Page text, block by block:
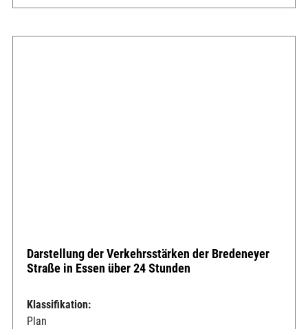
Darstellung der Verkehrsstärken der Bredeneyer
Straße in Essen über 24 Stunden
Klassifikation:
Plan